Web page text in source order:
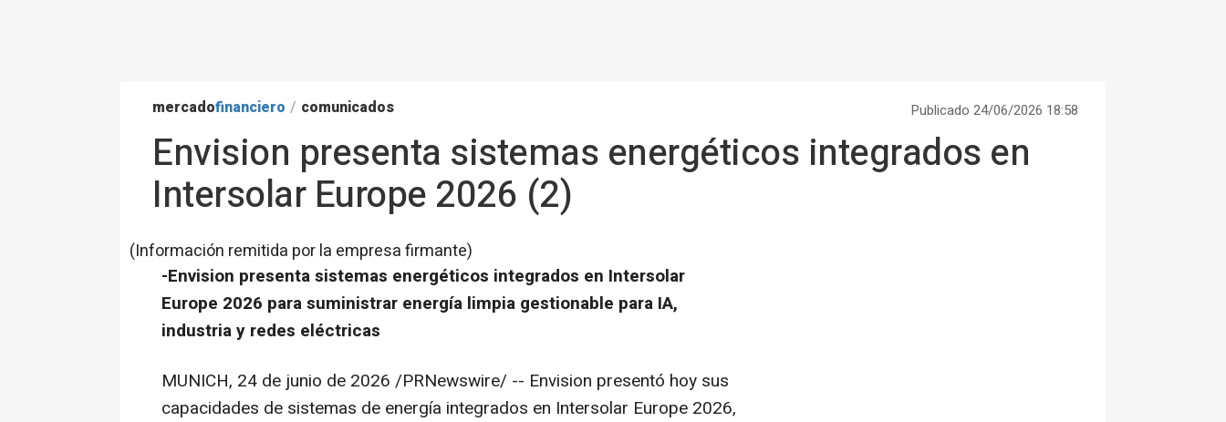
mercadofinanciero / comunicados Publicado 24/06/2026 18:58
Envision presenta sistemas energéticos integrados en
Intersolar Europe 2026 (2)
(Información remitida por la empresa firmante)
-Envision presenta sistemas energéticos integrados en Intersolar
Europe 2026 para suministrar energía limpia gestionable para IA,
industria y redes eléctricas
MUNICH, 24 de junio de 2026 /PRNewswire/ -- Envision presentó hoy sus
capacidades de sistemas de energía integrados en Intersolar Europe 2026,